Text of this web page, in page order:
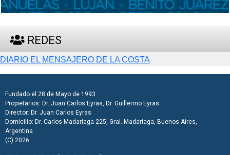
REDES
DIARIO EL MENSAJERO DE LA COSTA
Fundado el 28 de Mayo de 1993
Propietarios: Dr. Juan Carlos Eyras, Dr. Guillermo Eyras
Director: Dr. Juan Carlos Eyras
Domicilio: Dr. Carlos Madariaga 225, Gral. Madariaga, Buenos Aires,
Argentina
(C) 2026